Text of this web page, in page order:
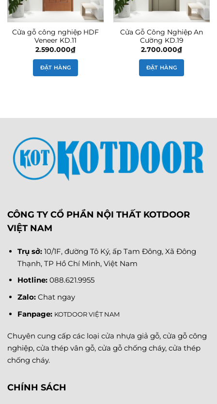
Cửa gỗ công nghiệp HDF
Veneer KD.11
2.590.000₫
ĐẶT HÀNG
Cửa Gỗ Công Nghiệp An
Cường KD.19
2.700.000₫
ĐẶT HÀNG
CÔNG TY CỔ PHẦN NỘI THẤT KOTDOOR
VIỆT NAM
Trụ sở: 10/1F, đường Tô Ký, ấp Tam Đông, Xã Đông
Thạnh, TP Hồ Chí Minh, Việt Nam
Hotline: 088.621.9955
Zalo: Chat ngay
Fanpage: KOTDOOR VIỆT NAM
Chuyên cung cấp các loại cửa nhựa giả gỗ, cửa gỗ công
nghiệp, cửa thép vân gỗ, cửa gỗ chống cháy, cửa thép
chống cháy.
CHÍNH SÁCH